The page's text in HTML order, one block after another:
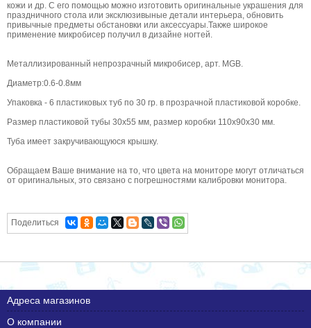
кожи и др. С его помощью можно изготовить оригинальные украшения для
праздничного стола или эксклюзивыные детали интерьера, обновить
привычные предметы обстановки или аксессуары.Также широкое
применение микробисер получил в дизайне ногтей.
Металлизированный непрозрачный микробисер, арт. MGB.
Диаметр:0.6-0.8мм
Упаковка - 6 пластиковых туб по 30 гр. в прозрачной пластиковой коробке.
Размер пластиковой тубы 30х55 мм, размер коробки 110х90х30 мм.
Туба имеет закручивающуюся крышку.
Обращаем Ваше внимание на то, что цвета на мониторе могут отличаться
от оригинальных, это связано с погрешностями калибровки монитора.
Поделиться
Адреса магазинов
О компании